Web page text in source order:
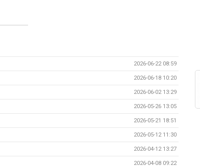
2026-06-22 08:59
2026-06-18 10:20
2026-06-02 13:29
2026-05-26 13:05
2026-05-21 18:51
2026-05-12 11:30
2026-04-12 13:27
2026-04-08 09:22